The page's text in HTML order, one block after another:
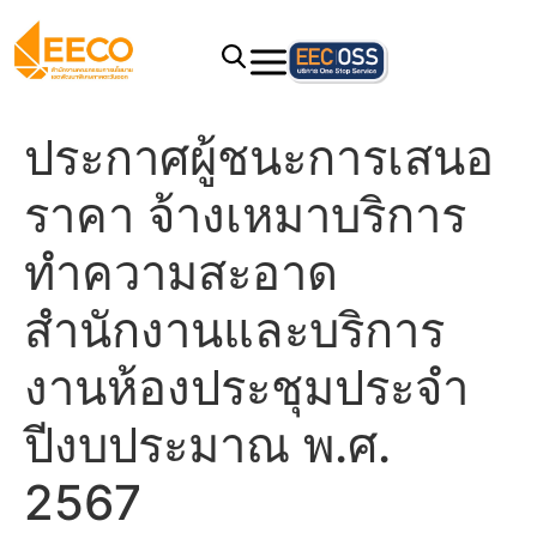
ประกาศผู้ชนะการเสนอ
ราคา จ้างเหมาบริการ
ทำความสะอาด
สำนักงานและบริการ
งานห้องประชุมประจำ
ปีงบประมาณ พ.ศ.
2567